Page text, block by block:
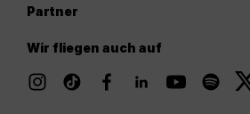
Partner
Wir fliegen auch auf